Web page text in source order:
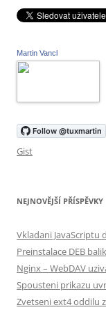
Martin Vancl
Gist
NEJNOVĚJŠÍ PŘÍSPĚVKY
Vkladani JavaScriptu
Preinstalace DEB
Nginx – WebDAV
Spousteni prikazu
Zvetseni ext4 oddilu